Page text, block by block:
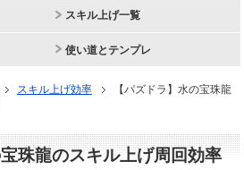
スキル上げ一覧
使い道とテンプレ
スキル上げ効率
【パズドラ】水の宝珠龍
珠龍のスキル上げ周回効率